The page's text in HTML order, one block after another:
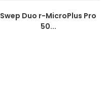
Swep Duo r-MicroPlus Pro
50...